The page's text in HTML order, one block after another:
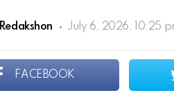
Redakshon July 6, 2026, 10:25
FACEBOOK